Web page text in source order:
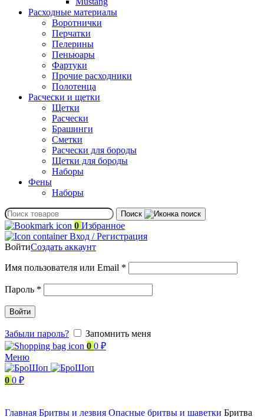
Расходные материалы
Воротнички
Перчатки
Пелерины
Пеньюары
Фартуки
Прочие расходники
Полотенца
Расчески и щетки
Щетки
Расчески
Брашинги
Сметки
Расчески для бороды
Щетки для бороды
Наборы
Фены
Наборы
Поиск
0 Избранное
Вход / Регистрация
ВойтиСоздать аккаунт
Имя пользователя или Email *
Пароль *
Войти
Забыли пароль?
Запомнить меня
0 0 ₽
Меню
0 0 ₽
Главная Бритвы и лезвия Опасные бритвы и шаветки Бритва